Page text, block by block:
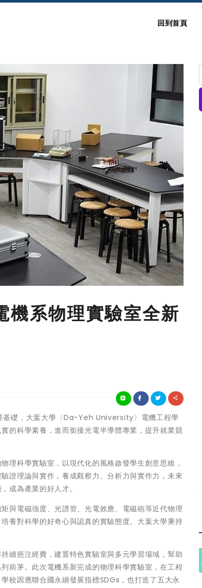
回到首頁
機系物理實驗室全新
基礎，大葉大學〈Da-Yeh University〉電機工程學
的科學素養，進而銜接光電半導體專業，提升就業競
理科學實驗室，以現代化的風格啟發學生創意思維，
證理論與實作，養成觀察力、分析力與實作力，未來
成為產業的好人才。
與電磁強度、光譜管、光電效應、電磁砲等近代物理
養對科學的好奇心與認真的實驗態度。大葉大學秉持
續挹注經費，建置特色實驗室與多元學習場域，幫助
前茅。此次電機系新完成的物理科學實驗室，在工程
校因應聯合國永續發展指標SDGs，也打造了五大永